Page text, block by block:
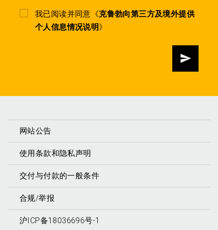
我已阅读并同意《克鲁勃向第三方及境外提供
个人信息情况说明》
发送
网站公告
使用条款和隐私声明
交付与付款的一般条件
合规/举报
沪ICP备18036696号-1